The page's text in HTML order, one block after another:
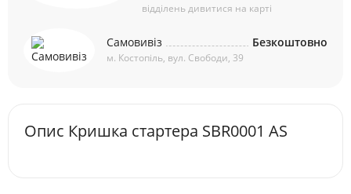
відділень дивитися на карті
Самовивіз
м. Костопіль, вул. Свободи, 39
Безкоштовно
Опис Кришка стартера SBR0001 AS